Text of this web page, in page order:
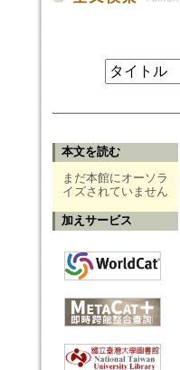
本文を読む
まだ本館にオーソラ
イズされていません
加えサービス